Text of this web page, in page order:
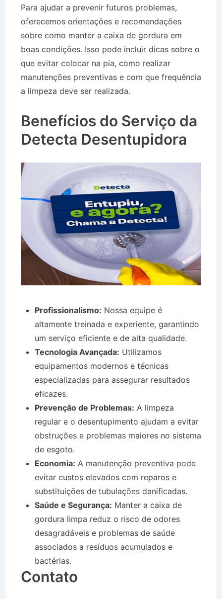
Para ajudar a prevenir futuros problemas,
oferecemos orientações e recomendações
sobre como manter a caixa de gordura em
boas condições. Isso pode incluir dicas sobre o
que evitar colocar na pia, como realizar
manutenções preventivas e com que frequência
a limpeza deve ser realizada.
Benefícios do Serviço da
Detecta Desentupidora
Profissionalismo: Nossa equipe é
altamente treinada e experiente, garantindo
um serviço eficiente e de alta qualidade.
Tecnologia Avançada: Utilizamos
equipamentos modernos e técnicas
especializadas para assegurar resultados
eficazes.
Prevenção de Problemas: A limpeza
regular e o desentupimento ajudam a evitar
obstruções e problemas maiores no sistema
de esgoto.
Economia: A manutenção preventiva pode
evitar custos elevados com reparos e
substituições de tubulações danificadas.
Saúde e Segurança: Manter a caixa de
gordura limpa reduz o risco de odores
desagradáveis e problemas de saúde
associados a resíduos acumulados e
bactérias.
Contato